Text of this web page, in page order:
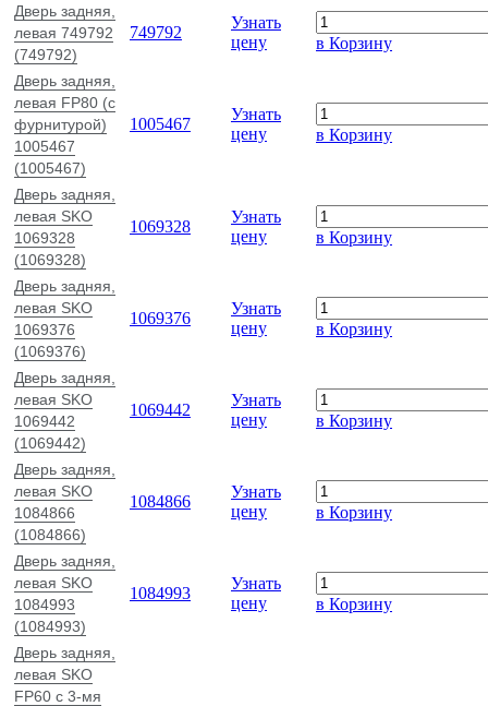
Дверь задняя,
левая 749792
(749792)
749792
Узнать
цену
в Корзину
Дверь задняя,
левая FP80 (с
фурнитурой)
1005467
(1005467)
1005467
Узнать
цену
в Корзину
Дверь задняя,
левая SKO
1069328
(1069328)
1069328
Узнать
цену
в Корзину
Дверь задняя,
левая SKO
1069376
(1069376)
1069376
Узнать
цену
в Корзину
Дверь задняя,
левая SKO
1069442
(1069442)
1069442
Узнать
цену
в Корзину
Дверь задняя,
левая SKO
1084866
(1084866)
1084866
Узнать
цену
в Корзину
Дверь задняя,
левая SKO
1084993
(1084993)
1084993
Узнать
цену
в Корзину
Дверь задняя,
левая SKO
FP60 c 3-мя